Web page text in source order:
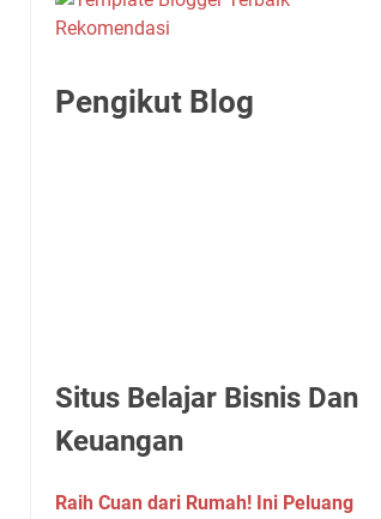
Pengikut Blog
Situs Belajar Bisnis Dan
Keuangan
Raih Cuan dari Rumah! Ini Peluang